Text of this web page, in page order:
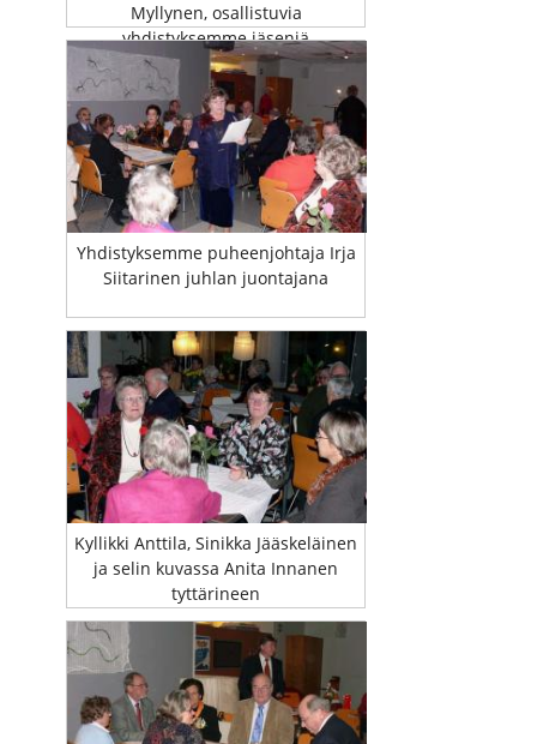
Myllynen, osallistuvia
yhdistyksemme jäseniä
Yhdistyksemme puheenjohtaja Irja
Siitarinen juhlan juontajana
Kyllikki Anttila, Sinikka Jääskeläinen
ja selin kuvassa Anita Innanen
tyttärineen